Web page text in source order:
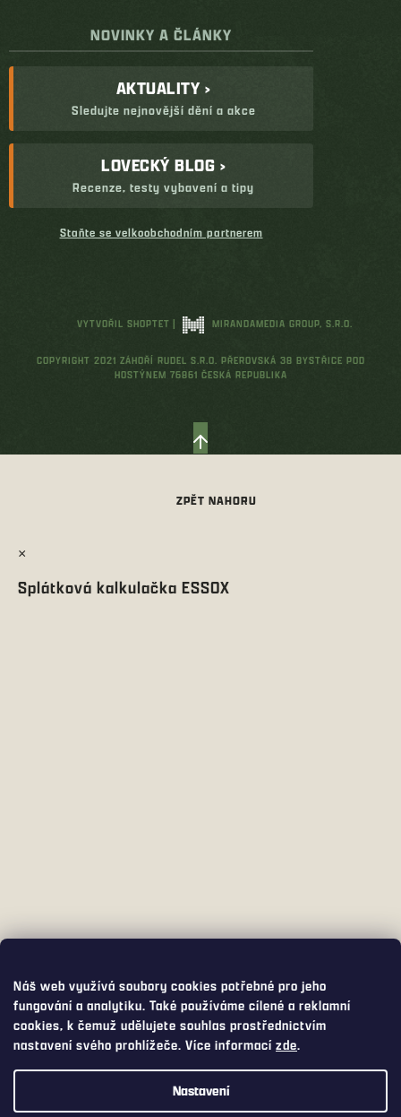
Náš web využívá soubory cookies potřebné pro jeho
fungování a analytiku. Také používáme cílené a reklamní
cookies, k čemuž udělujete souhlas prostřednictvím
nastavení svého prohlížeče. Více informacízde.
Nastavení
NOVINKY A ČLÁNKY
AKTUALITY ›
Sledujte nejnovější dění a akce
LOVECKÝ BLOG ›
Recenze, testy vybavení a tipy
Staňte se velkoobchodním partnerem
VYTVOŘIL SHOPTET | MIRANDAMEDIA GROUP, S.R.O.
COPYRIGHT 2021 ZÁHOŘÍ RUDEL S.R.O. PŘEROVSKÁ 38 BYSTŘICE POD
HOSTÝNEM 76861 ČESKÁ REPUBLIKA
×
Splátková kalkulačka ESSOX